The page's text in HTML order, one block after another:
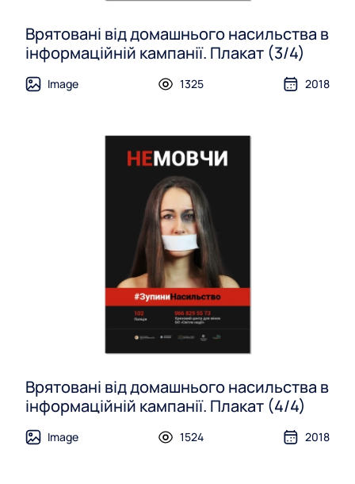
Врятовані від домашнього насильства в
інформаційній кампанії. Плакат (3/4)
Image 1325 2018
Врятовані від домашнього насильства в
інформаційній кампанії. Плакат (4/4)
Image 1524 2018